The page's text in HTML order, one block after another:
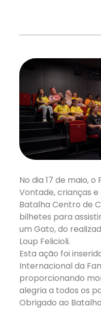
No dia 17 de maio,
Vontade, crianças
Batalha Centro de
bilhetes para
um Gato, do
Loup Felicioli.
Esta ação foi
Internacional da
proporcionando
alegria a todos os
Obrigado ao